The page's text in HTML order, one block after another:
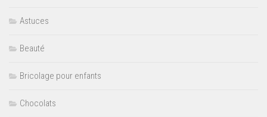
Astuces
Beauté
Bricolage pour enfants
Chocolats